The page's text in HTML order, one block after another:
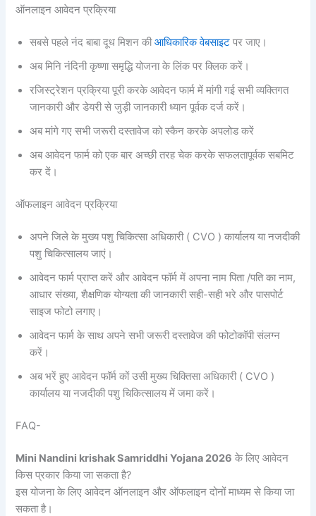
ऑनलाइन आवेदन प्रक्रिया
सबसे पहले नंद बाबा दूध मिशन कीआधिकारिक वेबसाइट पर जाए।
अब मिनि नंदिनी कृष्णा समृद्धि योजना के लिंक पर क्लिक करें।
रजिस्ट्रेशन प्रक्रिया पूरी करके आवेदन फार्म में मांगी गई सभी व्यक्तिगत
जानकारी और डेयरी से जुड़ी जानकारी ध्यान पूर्वक दर्ज करें।
अब मांगे गए सभी जरूरी दस्तावेज को स्कैन करके अपलोड करें
अब आवेदन फार्म को एक बार अच्छी तरह चेक करके सफलतापूर्वक सबमिट
कर दें।
ऑफलाइन आवेदन प्रक्रिया
अपने जिले के मुख्य पशु चिकित्सा अधिकारी ( CVO ) कार्यालय या नजदीकी
पशु चिकित्सालय जाएं।
आवेदन फार्म प्राप्त करें और आवेदन फॉर्म में अपना नाम पिता /पति का नाम,
आधार संख्या, शैक्षणिक योग्यता की जानकारी सही-सही भरे और पासपोर्ट
साइज फोटो लगाए।
आवेदन फार्म के साथ अपने सभी जरूरी दस्तावेज की फोटोकॉपी संलग्न
करें।
अब भरें हुए आवेदन फॉर्म कों उसी मुख्य चिक्तिसा अधिकारी ( CVO )
कार्यालय या नजदीकी पशु चिकित्सालय में जमा करें।
FAQ-
Mini Nandini krishak Samriddhi Yojana 2026 के लिए आवेदन
किस प्रकार किया जा सकता है?
इस योजना के लिए आवेदन ऑनलाइन और ऑफलाइन दोनों माध्यम से किया जा
सकता है।